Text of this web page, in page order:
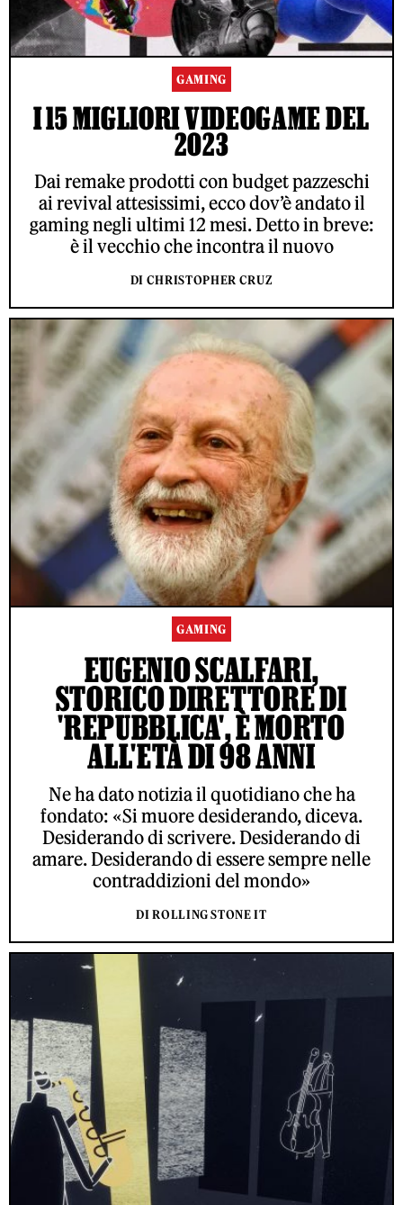
GAMING
I 15 MIGLIORI VIDEOGAME DEL
2023
Dai remake prodotti con budget pazzeschi
ai revival attesissimi, ecco dov’è andato il
gaming negli ultimi 12 mesi. Detto in breve:
è il vecchio che incontra il nuovo
DI CHRISTOPHER CRUZ
GAMING
EUGENIO SCALFARI,
STORICO DIRETTORE DI
'REPUBBLICA', È MORTO
ALL'ETÀ DI 98 ANNI
Ne ha dato notizia il quotidiano che ha
fondato: «Si muore desiderando, diceva.
Desiderando di scrivere. Desiderando di
amare. Desiderando di essere sempre nelle
contraddizioni del mondo»
DI ROLLING STONE IT